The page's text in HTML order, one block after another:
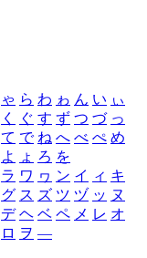
ゃ ら わ ゎ ん い ぃ
く ぐ す ず つ づ っ
て で ね へ べ ぺ め
よ ょ ろ を
ラ ワ ヮ ン イ ィ キ
グ ス ズ ツ ヅ ッ ヌ
デ ヘ ベ ペ メ レ オ
ロ ヲ ―